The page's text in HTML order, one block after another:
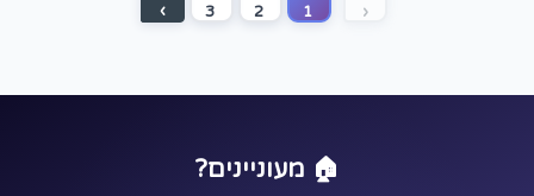
‹
1
2
3
›
🏠 מעוניינים?